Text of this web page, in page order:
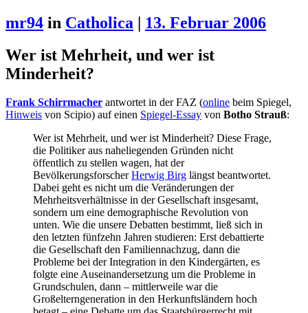
mr94 in Catholica | 13. Februar 2006
Wer ist Mehrheit, und wer ist
Minderheit?
Frank Schirrmacher antwortet in der FAZ (online beim Spiegel,
Hinweis von Scipio) auf einen Spiegel-Essay von Botho Strauß:
Wer ist Mehrheit, und wer ist Minderheit? Diese Frage,
die Politiker aus naheliegenden Gründen nicht
öffentlich zu stellen wagen, hat der
BevölkerungsforscherHerwig Birg längst beantwortet.
Dabei geht es nicht um die Veränderungen der
Mehrheitsverhältnisse in der Gesellschaft insgesamt,
sondern um eine demographische Revolution von
unten. Wie die unsere Debatten bestimmt, ließ sich in
den letzten fünfzehn Jahren studieren: Erst debattierte
die Gesellschaft den Familiennachzug, dann die
Probleme bei der Integration in den Kindergärten, es
folgte eine Auseinandersetzung um die Probleme in
Grundschulen, dann – mittlerweile war die
Großelterngeneration in den Herkunftsländern hoch